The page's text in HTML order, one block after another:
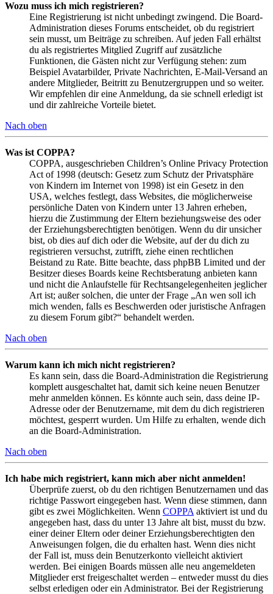
Wozu muss ich mich registrieren?
Eine Registrierung ist nicht unbedingt zwingend. Die Board-
Administration dieses Forums entscheidet, ob du registriert
sein musst, um Beiträge zu schreiben. Auf jeden Fall erhältst
du als registriertes Mitglied Zugriff auf zusätzliche
Funktionen, die Gästen nicht zur Verfügung stehen: zum
Beispiel Avatarbilder, Private Nachrichten, E-Mail-Versand an
andere Mitglieder, Beitritt zu Benutzergruppen und so weiter.
Wir empfehlen dir eine Anmeldung, da sie schnell erledigt ist
und dir zahlreiche Vorteile bietet.
Nach oben
Was ist COPPA?
COPPA, ausgeschrieben Children’s Online Privacy Protection
Act of 1998 (deutsch: Gesetz zum Schutz der Privatsphäre
von Kindern im Internet von 1998) ist ein Gesetz in den
USA, welches festlegt, dass Websites, die möglicherweise
persönliche Daten von Kindern unter 13 Jahren erheben,
hierzu die Zustimmung der Eltern beziehungsweise des oder
der Erziehungsberechtigten benötigen. Wenn du dir unsicher
bist, ob dies auf dich oder die Website, auf der du dich zu
registrieren versuchst, zutrifft, ziehe einen rechtlichen
Beistand zu Rate. Bitte beachte, dass phpBB Limited und der
Besitzer dieses Boards keine Rechtsberatung anbieten kann
und nicht die Anlaufstelle für Rechtsangelegenheiten jeglicher
Art ist; außer solchen, die unter der Frage „An wen soll ich
mich wenden, falls es Beschwerden oder juristische Anfragen
zu diesem Forum gibt?“ behandelt werden.
Nach oben
Warum kann ich mich nicht registrieren?
Es kann sein, dass die Board-Administration die Registrierung
komplett ausgeschaltet hat, damit sich keine neuen Benutzer
mehr anmelden können. Es könnte auch sein, dass deine IP-
Adresse oder der Benutzername, mit dem du dich registrieren
möchtest, gesperrt wurden. Um Hilfe zu erhalten, wende dich
an die Board-Administration.
Nach oben
Ich habe mich registriert, kann mich aber nicht anmelden!
Überprüfe zuerst, ob du den richtigen Benutzernamen und das
richtige Passwort eingegeben hast. Wenn diese stimmen, dann
gibt es zwei Möglichkeiten. Wenn COPPA aktiviert ist und du
angegeben hast, dass du unter 13 Jahre alt bist, musst du bzw.
einer deiner Eltern oder deiner Erziehungsberechtigten den
Anweisungen folgen, die du erhalten hast. Wenn dies nicht
der Fall ist, muss dein Benutzerkonto vielleicht aktiviert
werden. Bei einigen Boards müssen alle neu angemeldeten
Mitglieder erst freigeschaltet werden – entweder musst du dies
selbst erledigen oder ein Administrator. Bei der Registrierung